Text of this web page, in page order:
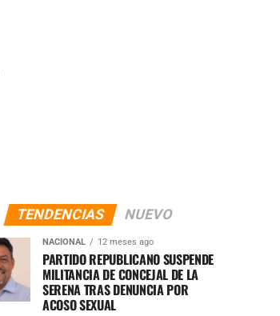
TENDENCIAS NUEVO
NACIONAL 12 meses ago
PARTIDO REPUBLICANO SUSPENDE
MILITANCIA DE CONCEJAL DE LA
SERENA TRAS DENUNCIA POR
ACOSO SEXUAL